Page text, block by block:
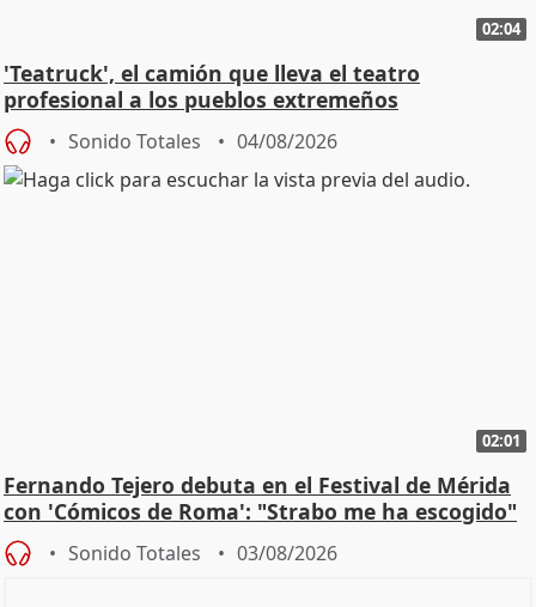
02:04
'Teatruck', el camión que lleva el teatro
profesional a los pueblos extremeños
Sonido Totales 04/08/2026
02:01
Fernando Tejero debuta en el Festival de Mérida
con 'Cómicos de Roma': "Strabo me ha escogido"
Sonido Totales 03/08/2026